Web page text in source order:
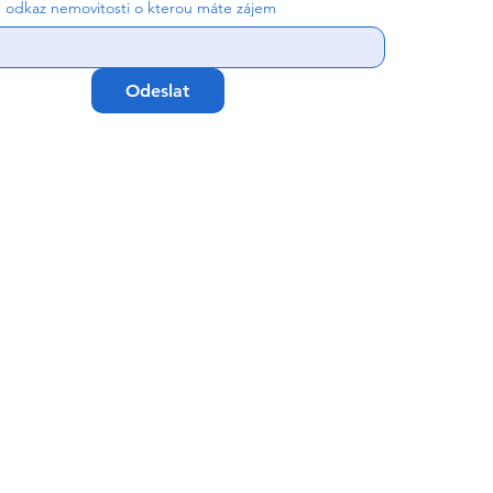
nemovitosti o kterou máte zájem
Odeslat